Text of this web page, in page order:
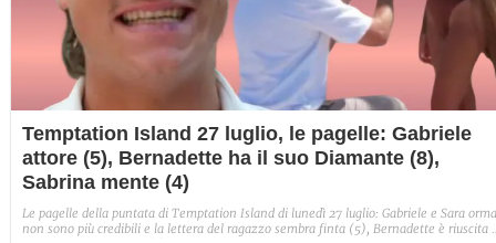
Temptation Island 27 luglio, le pagelle: Gabriele
attore (5), Bernadette ha il suo Diamante (8),
Sabrina mente (4)
Le pagelle della puntata di Temptation Island di lunedì 27 luglio: Gabriele e Sara
non sono più credibili e la lettera del ragazzo sembra finta (5), Bernadette è riuscita